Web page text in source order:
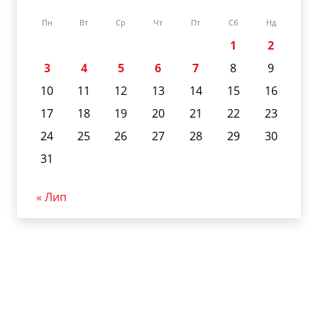
Пн Вт Ср Чт Пт Сб Нд
1
2
3
4 5 6 7 8
9
10
11 12 13 14 15
16
17
18 19 20 21 22
23
24
25 26 27 28 29
30
31
« Лип